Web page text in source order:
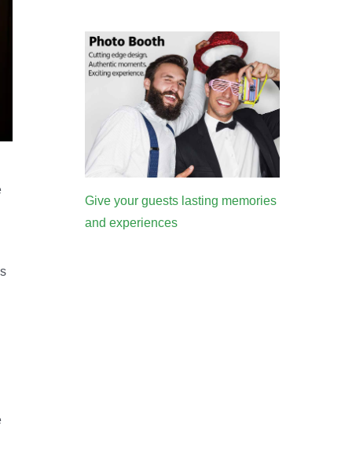
Give your guests lasting memories
and experiences